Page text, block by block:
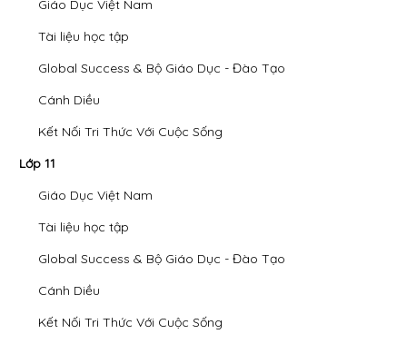
Giáo Dục Việt Nam
Tài liệu học tập
Global Success & Bộ Giáo Dục - Đào Tạo
Cánh Diều
Kết Nối Tri Thức Với Cuộc Sống
Lớp 11
Giáo Dục Việt Nam
Tài liệu học tập
Global Success & Bộ Giáo Dục - Đào Tạo
Cánh Diều
Kết Nối Tri Thức Với Cuộc Sống